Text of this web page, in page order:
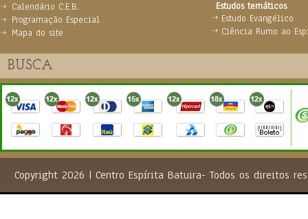
Estudos temáticos
Estudo Evangélico
Ciência Rumo ao
Calendário C.E.B.
Programação Especial
Mapa do site
Copyright 2026 | Centro Espírita Batuira- Todos os